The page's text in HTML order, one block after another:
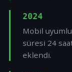
2024
Mobil uyumlu
süresi 24
eklendi.